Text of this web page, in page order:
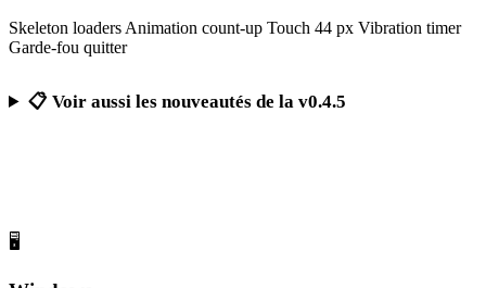
Skeleton loaders Animation count-up Touch 44 px Vibration timer
Garde-fou quitter
📋 Voir aussi les nouveautés de la v0.4.5
🖥️